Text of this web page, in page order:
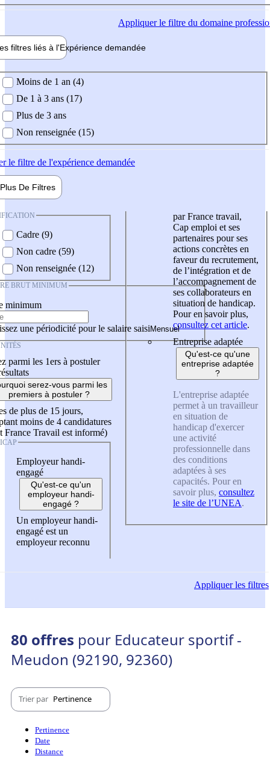
Appliquerle filtre du domaine
filtres liés à l'Expérience demandée
demandée
Moins de 1 an (4)
De 1 à 3 ans (17)
Plus de 3 ans
Non renseignée (15)
le filtre de l'expérience demandée
Plus De Filtres
Cadre (9)
Non cadre (59)
Non renseignée (12)
BRUT MINIMUM
minimum
une périodicité pour le salaire saisi
parmi les 1ers à postuler
serez-vous parmi les
premiers à postuler ?
de plus de 15 jours,
moins de 4 candidatures
France Travail est informé)
Employeur handi-
engagé
Qu'est-ce qu'un
employeur handi-
engagé ?
Un employeur handi-
engagé est un
employeur reconnu
par France travail,
Cap emploi et ses
partenaires pour ses
actions concrètes en
faveur du recrutement,
de l’intégration et de
l’accompagnement de
ses collaborateurs en
situation de handicap.
Pour en savoir plus,
consultez cet article.
Entreprise adaptée
Qu'est-ce qu'une
entreprise adaptée
?
L'entreprise adaptée
permet à un travailleur
en situation de
handicap d'exercer
une activité
professionnelle dans
des conditions
adaptées à ses
capacités. Pour en
savoir plus, consultez
le site de l’UNEA.
Appliquerles filtres
80 offres pour Educateur sportif -
Meudon (92190, 92360)
Trier par Pertinence
Pertinence
Date
Distance